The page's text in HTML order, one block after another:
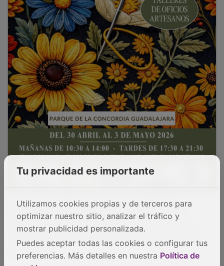
351.511 millones de euros a cierre de diciembre y
muestra un incremento del 2,2% en el año, con una
contribución positiva tanto de empresas como de
particulares.
Tu privacidad es importante
Utilizamos cookies propias y de terceros para
optimizar nuestro sitio, analizar el tráfico y
mostrar publicidad personalizada.
Puedes aceptar todas las cookies o configurar tus
preferencias. Más detalles en nuestra Política de